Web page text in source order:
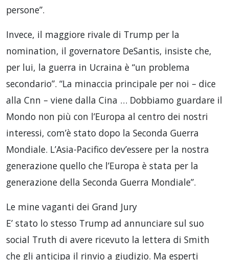
persone”.
Invece, il maggiore rivale di Trump per la
nomination, il governatore DeSantis, insiste che,
per lui, la guerra in Ucraina è “un problema
secondario”. “La minaccia principale per noi – dice
alla Cnn – viene dalla Cina … Dobbiamo guardare il
Mondo non più con l’Europa al centro dei nostri
interessi, com’è stato dopo la Seconda Guerra
Mondiale. L’Asia-Pacifico dev’essere per la nostra
generazione quello che l’Europa è stata per la
generazione della Seconda Guerra Mondiale”.
Le mine vaganti dei Grand Jury
E’ stato lo stesso Trump ad annunciare sul suo
social Truth di avere ricevuto la lettera di Smith
che gli anticipa il rinvio a giudizio. Ma esperti